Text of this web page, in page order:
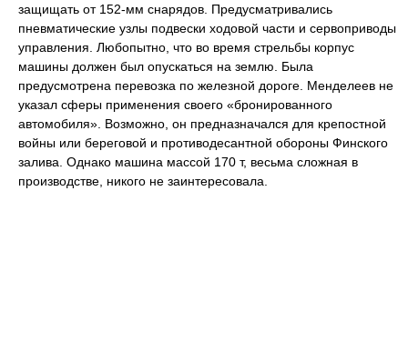
защищать от 152-мм снарядов. Предусматривались
пневматические узлы подвески ходовой части и сервоприводы
управления. Любопытно, что во время стрельбы корпус
машины должен был опускаться на землю. Была
предусмотрена перевозка по железной дороге. Менделеев не
указал сферы применения своего «бронированного
автомобиля». Возможно, он предназначался для крепостной
войны или береговой и противодесантной обороны Финского
залива. Однако машина массой 170 т, весьма сложная в
производстве, никого не заинтересовала.